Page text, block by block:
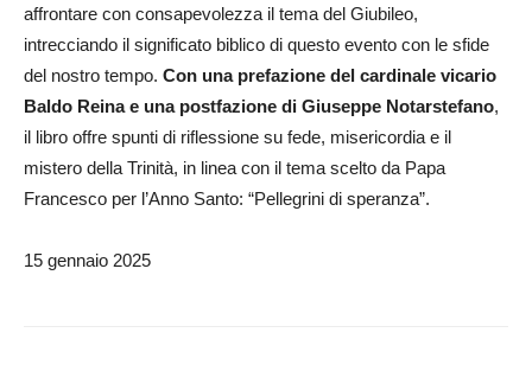
affrontare con consapevolezza il tema del Giubileo,
intrecciando il significato biblico di questo evento con le sfide
del nostro tempo. Con una prefazione del cardinale vicario
Baldo Reina e una postfazione di Giuseppe Notarstefano,
il libro offre spunti di riflessione su fede, misericordia e il
mistero della Trinità, in linea con il tema scelto da Papa
Francesco per l’Anno Santo: “Pellegrini di speranza”.
15 gennaio 2025